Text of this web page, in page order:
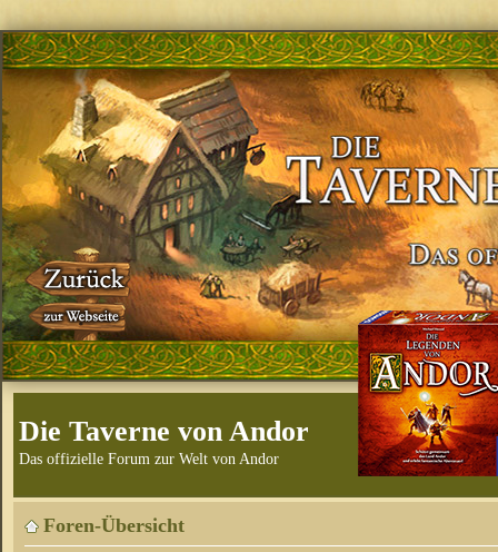
Die Taverne von Andor
Das offizielle Forum zur Welt von Andor
Foren-Übersicht